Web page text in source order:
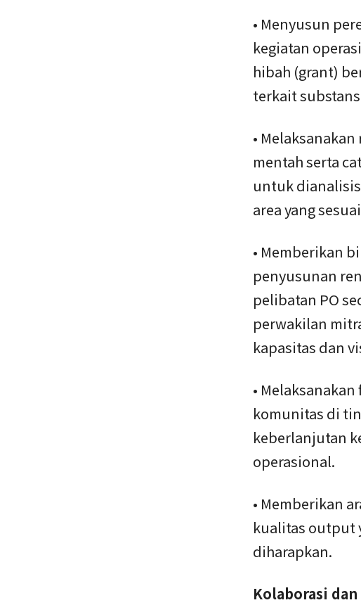
• Menyusun
kegiatan
hibah (grant)
terkait
•
mentah serta
untuk
area yang
• Memberikan
penyusunan
pelibatan PO
perwakilan
kapasitas dan
•
komunitas di
keberlanjutan
operasional.
• Memberikan
kualitas output
diharapkan.
Kolaborasi